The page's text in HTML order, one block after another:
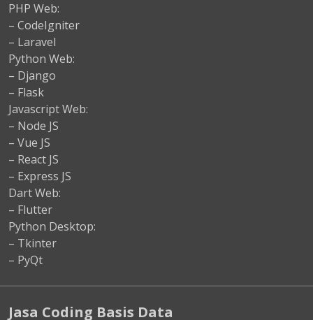
PHP Web:
– CodeIgniter
– Laravel
Python Web:
– Django
– Flask
Javascript Web:
– Node JS
– Vue JS
– React JS
– Express JS
Dart Web:
– Flutter
Python Desktop:
– Tkinter
– PyQt
Jasa Coding Basis Data